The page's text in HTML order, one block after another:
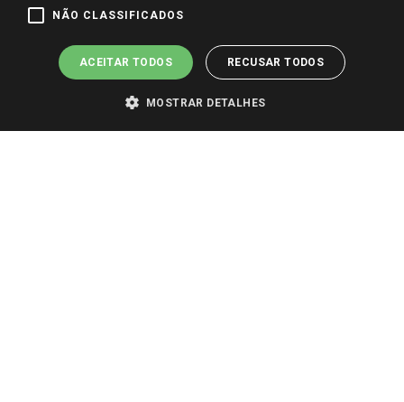
Pagamento e Segurança
NÃO CLASSIFICADOS
ACEITAR TODOS RECUSAR TODOS
MOSTRAR DETALHES